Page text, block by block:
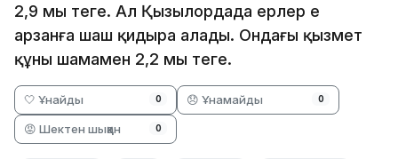
2,9 мың теңге. Ал Қызылордада ерлер ең
арзанға шаш қидыра алады. Ондағы қызмет
құны шамамен 2,2 мың теңге.
🤍 Ұнайды 0 😞 Ұнамайды 0
😡 Шектен шыққан 0